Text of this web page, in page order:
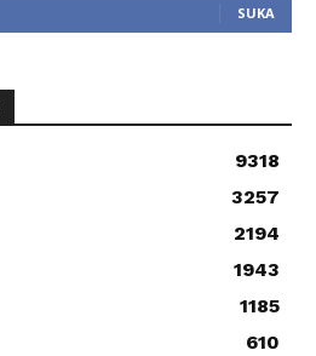
SUKA
9318
3257
2194
1943
1185
610